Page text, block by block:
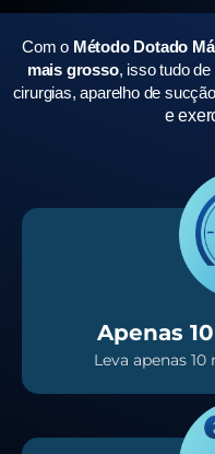
Com o Método Dotado
mais grosso, isso tudo de
cirurgias, aparelho de
e
Apenas
Leva apenas